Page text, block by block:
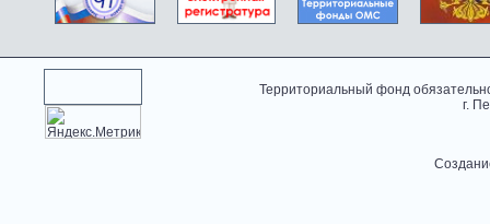
Территориальный фонд
г.